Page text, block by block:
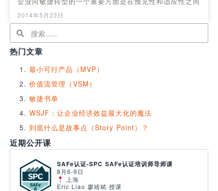
2014年5月23日
热门文章
最小可行产品（MVP）
价值流管理（VSM）
敏捷书单
WSJF：让企业经济效益最大化的魔法
到底什么是故事点（Story Point）？
近期公开课
SAFe认证-SPC SAFe认证培训师导师课
8月6-9日
上海
Eric Liao 廖靖斌 授课